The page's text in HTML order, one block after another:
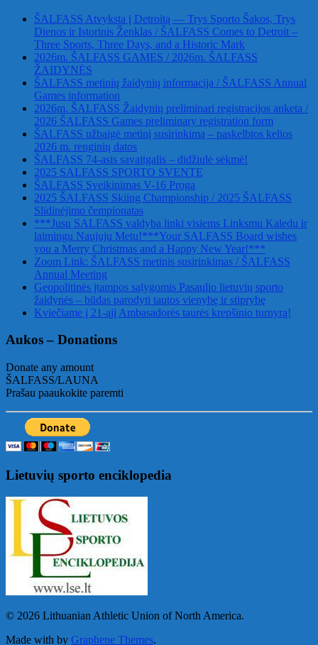
ŠALFASS Atvyksta į Detroitą — Trys Sporto Šakos, Trys
Dienos ir Istorinis Ženklas / ŠALFASS Comes to Detroit –
Three Sports, Three Days, and a Historic Mark
2026m. ŠALFASS GAMES / 2026m. ŠALFASS
ŽAIDYNĖS
ŠALFASS metinių žaidynių informacija / ŠALFASS Annual
Games information
2026m. ŠALFASS Žaidynių preliminari registracijos anketa /
2026 ŠALFASS Games preliminary registration form
ŠALFASS užbaigė metinį susirinkimą – paskelbtos kelios
2026 m. renginių datos
ŠALFASS 74-asis savaitgalis – didžiulė sėkmė!
2025 SALFASS SPORTO SVENTE
ŠALFASS Sveikinimas V-16 Proga
2025 ŠALFASS Skiing Championship / 2025 ŠALFASS
Slidinėjimo čempionatas
***Jusu SALFASS valdyba linki visiems Linksmu Kaledu ir
laimingu Naujuju Metu!***Your SALFASS Board wishes
you a Merry Christmas and a Happy New Year!***
Zoom Link: ŠALFASS metinis susirinkimas / ŠALFASS
Annual Meeting
Geopolitinės įtampos sąlygomis Pasaulio lietuvių sporto
žaidynės – būdas parodyti tautos vienybę ir stiprybę
Kviečiame į 21-ąjį Ambasadorės taurės krepšinio turnyrą!
Aukos – Donations
Donate any amount
ŠALFASS/LAUNA
Prašau paaukokite paremti
Lietuvių sporto enciklopedia
© 2026 Lithuanian Athletic Union of North America.
Made with by Graphene Themes.